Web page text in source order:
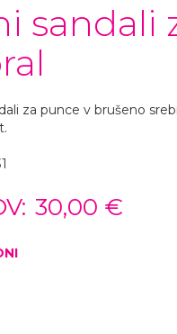
sandali
za punce v brušeno
30,00 €